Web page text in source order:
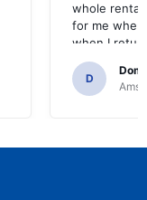
whole
for me
when I
the desk
will be
check the
D